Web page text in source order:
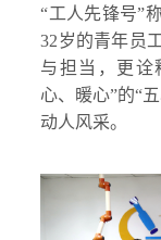
“工人先锋号”
32岁的青年员
与担当，更诠
心、暖心”的“
动人风采。